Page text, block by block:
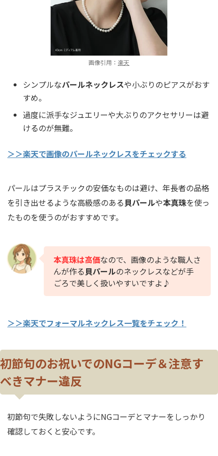
画像引用： 楽天
シンプルなパールネックレスや小ぶりのピアスがおす
すめ。
過度に派手なジュエリーや大ぶりのアクセサリーは避
けるのが無難。
＞＞楽天で画像のパールネックレスをチェックする
パールはプラスチックの安価なものは避け、年長者の品格
を引き出せるような高級感のある貝パールや本真珠を使っ
たものを使うのがおすすめです。
本真珠は高価なので、画像のような職人さ
んが作る貝パールのネックレスなどが手
ごろで美しく扱いやすいですよ♪
＞＞楽天でフォーマルネックレス一覧をチェック！
初節句のお祝いでのNGコーデ＆注意す
べきマナー違反
初節句で失敗しないようにNGコーデとマナーをしっかり
確認しておくと安心です。